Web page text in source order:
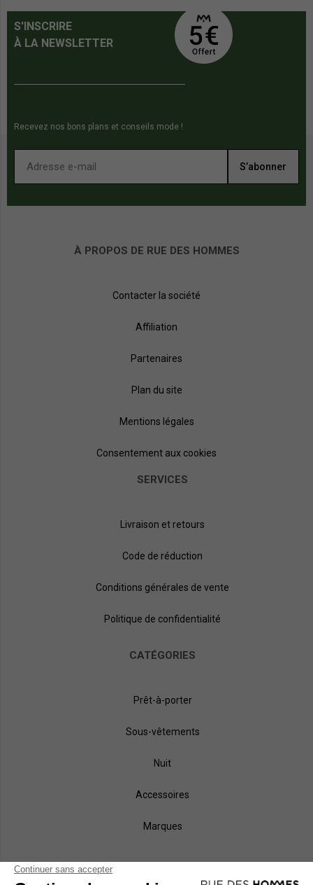
S'INSCRIRE
À LA NEWSLETTER
Recevez nos bons plans et conseils mode !
S’abonner
À PROPOS DE RUE DES HOMMES
Contacter la société
Affiliation
Partenaires
Plan du site
Mentions légales
Consentement aux cookies
SERVICES
Livraison et retours
Code de réduction
Conditions générales de vente
Politique de confidentialité
CATÉGORIES
Prêt-à-porter
Sous-vêtements
Nuit
Accessoires
Marques
NOS MÉTHODES DE PAIEMENT